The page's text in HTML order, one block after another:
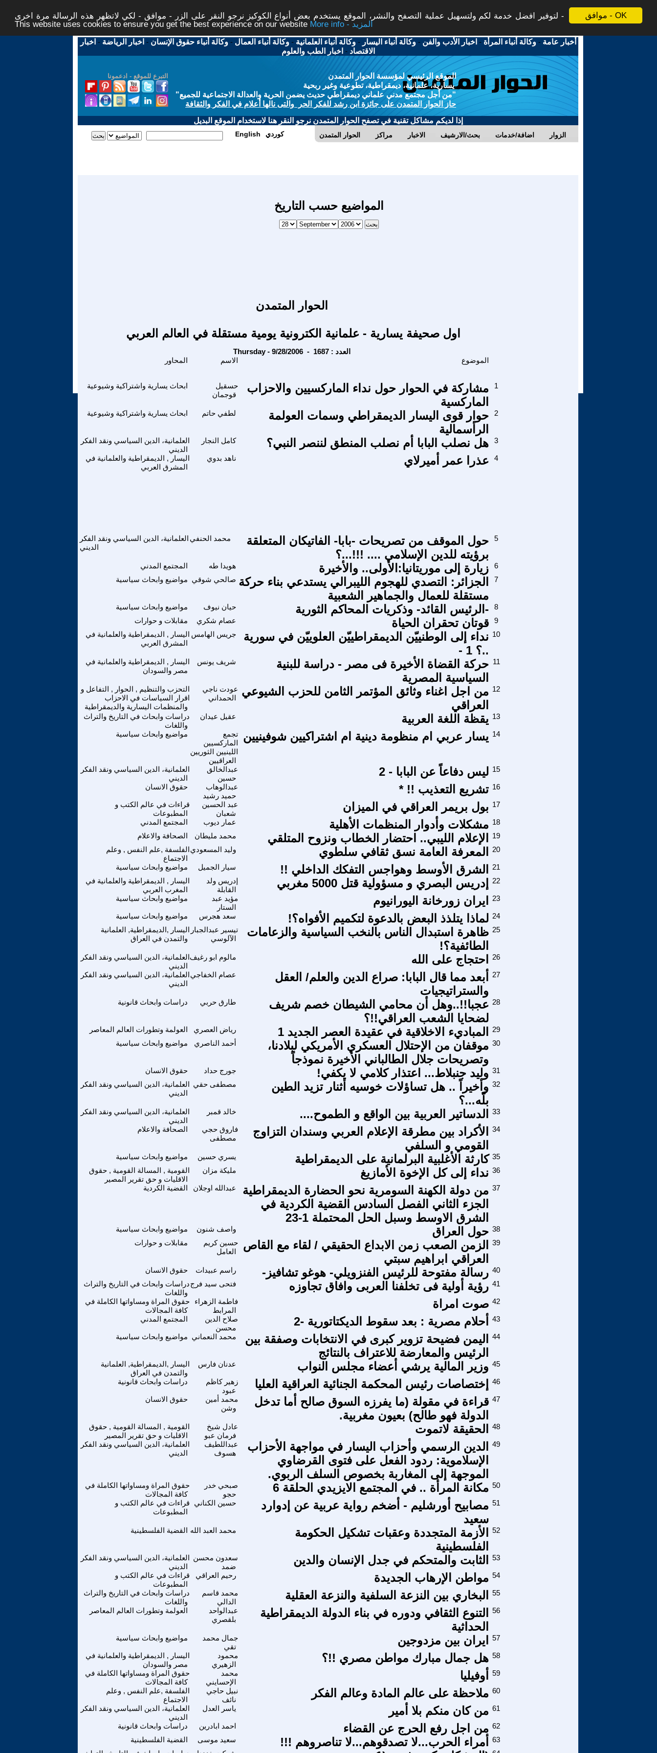
موافق - OK
لتوفير افضل خدمة لكم ولتسهيل عملية التصفح والنشر، الموقع يستخدم بعض أنواع الكوكيز نرجو النقر على الزر - موافق - لكي لاتظهر هذه الرسالة مرة اخرى -
This website uses cookies to ensure you get the best experience on our website
More info - المزيد
أخبار عامة -وكالة أنباء المرأة - اخبار الأدب والفن -وكالة أنباء اليسار -وكالة أنباء العلمانية -وكالة أنباء العمال -وكالة أنباء حقوق الإنسان - اخبار الرياضة - اخبار
الاقتصاد - اخبار الطب والعلوم
التبرع للموقع - ادعمونا
الموقع الرئيسي لمؤسسة الحوار المتمدن
يسارية، علمانية، ديمقراطية، تطوعية وغير ربحية
"من أجل مجتمع مدني علماني ديمقراطي حديث يضمن الحرية والعدالة الاجتماعية للجميع"
حاز الحوار المتمدن على جائزة ابن رشد للفكر الحر والتى نالها أعلام في الفكر والثقافة
إذا لديكم مشاكل تقنية في تصفح الحوار المتمدن نرجو النقر هنا لاستخدام الموقع البديل
الحوار المتمدن مراكز الاخبار بحث/الارشيف اضافة/خدمات الزوار English كوردي
المواضيع حسب التاريخ
الحوار المتمدن
اول صحيفة يسارية - علمانية الكترونية يومية مستقلة في العالم العربي
Thursday - 9/28/2006 - العدد : 1687
الاسم الموضوع
ابحاث يسارية واشتراكية وشيوعية
حسقيل
قوجمان
مشاركة في الحوار حول نداء الماركسيين والاحزاب
الماركسية
1
ابحاث يسارية واشتراكية وشيوعية لطفي حاتم
حوار قوى اليسار الديمقراطي وسمات العولمة
الرأسمالية
2
العلمانية، الدين السياسي ونقد الفكر
الديني
كامل النجار هل نصلب البابا أم نصلب المنطق لننصر النبي؟ 3
اليسار , الديمقراطية والعلمانية في
المشرق العربي
ناهد بدوي عذرا عمر أميرلاي 4
العلمانية، الدين السياسي ونقد الفكر
الديني
محمد الحنفي
حول الموقف من تصريحات -بابا- الفاتيكان المتعلقة
برؤيته للدين الإسلامي .... !!!...؟
5
المجتمع المدني هويدا طه زيارة إلى موريتانيا:الأولى.. والأخيرة
6
مواضيع وابحاث سياسية صالحي شوقي الجزائر: التصدي للهجوم الليبرالي يستدعي بناء حركة
مستقلة للعمال والجماهير الشعبية
7
مواضيع وابحاث سياسية حيان نيوف -الرئيس القائد- وذكريات المحاكم الثورية
8
مقابلات و حوارات
عصام شكري قوتان تحقران الحياة
9
اليسار , الديمقراطية والعلمانية في
المشرق العربي
جريس الهامس
نداء إلى الوطنييّن الديمقراطييّن العلوييّن في سورية
..؟ 1 -
10
اليسار , الديمقراطية والعلمانية في
مصر والسودان
شريف يونس
حركة القضاة الأخيرة فى مصر - دراسة للبنية
السياسية المصرية
11
التحزب والتنظيم , الحوار , التفاعل و
اقرار السياسات في الاحزاب
والمنظمات اليسارية والديمقراطية
عودت ناجي
الحمداني
من اجل اغناء وثائق المؤتمر الثامن للحزب الشيوعي
العراقي
12
دراسات وابحاث في التاريخ والتراث
واللغات
عقيل عيدان يقظة اللغة العربية 13
مواضيع وابحاث سياسية
تجمع
الماركسيين
اللينيين الثوريين
العراقيين
يسار عربي ام منظومة دينية ام اشتراكيين شوفينيين 14
العلمانية، الدين السياسي ونقد الفكر
الديني
عبدالخالق
حسين
ليس دفاعاً عن البابا - 2 15
حقوق الانسان
عبدالوهاب
حميد رشيد
تشريع التعذيب !! * 16
قراءات في عالم الكتب و
المطبوعات
عبد الحسين
شعبان
بول بريمر العراقي في الميزان 17
المجتمع المدني عمار ديوب مشكلات وأدوار المنظمات الأهلية 18
الصحافة والاعلام
محمد مليطان الإعلام الليبي.. احتضار الخطاب ونزوح المتلقي
19
الفلسفة ,علم النفس , وعلم
الاجتماع
وليد المسعودي المعرفة العامة نسق ثقافي سلطوي 20
مواضيع وابحاث سياسية سيار الجميل الشرق الأوسط وهواجس التفكك الداخلي !!
21
اليسار , الديمقراطية والعلمانية في
المغرب العربي
إدريس ولد
القابلة
إدريس البصري و مسؤولية قتل 5000 مغربي 22
مواضيع وابحاث سياسية
مؤيد عبد
الستار
ايران زورخانة اليورانيوم 23
مواضيع وابحاث سياسية سعد هجرس لماذا يتلذذ البعض بالدعوة لتكميم الأفواه؟! 24
اليسار ,الديمقراطية, العلمانية
والتمدن في العراق
تيسير عبدالجبار
الآلوسي
ظاهرة استبدال الناس بالنخب السياسية والزعامات
الطائفية؟!
25
العلمانية، الدين السياسي ونقد الفكر
الديني
مالوم ابو رغيف احتجاج على الله 26
العلمانية، الدين السياسي ونقد الفكر
الديني
عصام الخفاجي
أبعد مما قال البابا: صراع الدين والعلم/ العقل
والستراتيجيات
27
دراسات وابحاث قانونية طارق حربي
عجبا!!..وهل أن محامي الشيطان خصم شريف
لضحايا الشعب العراقي!!؟
28
العولمة وتطورات العالم المعاصر رياض العصري المباديء الاخلاقية في عقيدة العصر الجديد 1
29
مواضيع وابحاث سياسية
أحمد الناصري
موقفان من الإحتلال العسكري الأمريكي لبلادنا،
وتصريحات جلال الطالباني الأخيرة نموذجاً
30
حقوق الانسان جورج حداد وليد جنبلاط... اعتذار كلامي لا يكفي! 31
العلمانية، الدين السياسي ونقد الفكر
الديني
مصطفى حقي
وأخيراً .. هل تساؤلات خوسيه أثنار تزيد الطين
بلّه...؟
32
العلمانية، الدين السياسي ونقد الفكر
الديني
خالد قمبر الدساتير العربية بين الواقع و الطموح.... 33
الصحافة والاعلام
فاروق حجي
مصطفى
الأكراد بين مطرقة الإعلام العربي وسندان التزاوج
القومي و السلفي
34
مواضيع وابحاث سياسية يسري حسين كارثة الأغلبية البرلمانية على الديمقراطية 35
القومية , المسالة القومية , حقوق
الاقليات و حق تقرير المصير
مليكة مزان نداء إلى كل الإخوة الأمازيغ 36
القضية الكردية عبدالله اوجلان
من دولة الكهنة السومرية نحو الحضارة الديمقراطية
الجزء الثاني الفصل السادس القضية الكردية في
الشرق الاوسط وسبل الحل المحتملة 1-23
37
مواضيع وابحاث سياسية واصف شنون حول العراق 38
مقابلات و حوارات
حسين كريم
العامل
الزمن الصعب زمن الابداع الحقيقي / لقاء مع القاص
العراقي ابراهيم سبتي
39
حقوق الانسان راسم عبيدات رسالة مفتوحة للرئيس الفنزويلي- هوغو تشافيز- 40
دراسات وابحاث في التاريخ والتراث
واللغات
فتحى سيد فرج رؤية أولية فى تخلفنا العربى وافاق تجاوزه 41
حقوق المراة ومساواتها الكاملة في
كافة المجالات
فاطمة الزهراء
المرابط
صوت امراة 42
المجتمع المدني
صلاح الدين
محسن
أحلام مصرية : بعد سقوط الديكتاتورية -2 43
مواضيع وابحاث سياسية محمد النعماني
اليمن فضيحة تزوير كبرى في الانتخابات وصفقة بين
الرئيس والمعارضة للاعتراف بالنتائج
44
اليسار ,الديمقراطية, العلمانية
والتمدن في العراق
عدنان فارس وزير المالية يرشي أعضاء مجلس النواب 45
دراسات وابحاث قانونية
زهير كاظم
عبود
إختصاصات رئيس المحكمة الجنائية العراقية العليا 46
حقوق الانسان
محمد أمين
وشن
قراءة في مقولة (ما يفرزه السوق صالح أما تدخل
الدولة فهو طالح) بعيون مغربية.
47
القومية , المسالة القومية , حقوق
الاقليات و حق تقرير المصير
عادل شيخ
فرمان عبو
الحقيقة لاتموت 48
العلمانية، الدين السياسي ونقد الفكر
الديني
عبداللطيف
هسوف
الدين الرسمي وأحزاب اليسار في مواجهة الأحزاب
الإسلاموية: ردود الفعل على ‏فتوى القرضاوي
الموجهة إلى المغاربة بخصوص السلف الربوي.
49
حقوق المراة ومساواتها الكاملة في
كافة المجالات
صبحي خدر
حجو
مكانة المرأة .. في المجتمع الايزيدي الحلقة 6 50
قراءات في عالم الكتب و
المطبوعات
حسين الكناني
مصابيح أورشليم - أضخم رواية عربية عن إدوارد
سعيد
51
القضية الفلسطينية محمد العبد الله
الأزمة المتجددة وعقبات تشكيل الحكومة
الفلسطينية
52
العلمانية، الدين السياسي ونقد الفكر
الديني
سعدون محسن
ضمد
الثابت والمتحكم في جدل الإنسان والدين 53
قراءات في عالم الكتب و
المطبوعات
رحيم العراقي مواطن الإرهاب الجديدة 54
دراسات وابحاث في التاريخ والتراث
واللغات
محمد قاسم
الدالي
البخاري بين النزعة السلفية والنزعة العقلية 55
العولمة وتطورات العالم المعاصر
عبدالواحد
بلقصري
التنوع الثقافي ودوره في بناء الدولة الديمقراطية
الحداثية
56
مواضيع وابحاث سياسية
جمال محمد
تقي
ايران بين مزدوجين 57
اليسار , الديمقراطية والعلمانية في
مصر والسودان
محمود
الزهيري
هل جمال مبارك مواطن مصري !!؟ 58
حقوق المراة ومساواتها الكاملة في
كافة المجالات
محمد
الإحسايني
أوفيليا 59
الفلسفة ,علم النفس , وعلم
الاجتماع
نبيل حاجي
نائف
ملاحظة على عالم المادة وعالم الفكر 60
العلمانية، الدين السياسي ونقد الفكر
الديني
ياسر العدل من كان منكم بلا أمير 61
دراسات وابحاث قانونية احمد ابادرين من اجل رفع الحرج عن القضاء 62
القضية الفلسطينية
سعيد موسى أمراء الحرب...لا تصدقوهم...لا تناصروهم !!!
63